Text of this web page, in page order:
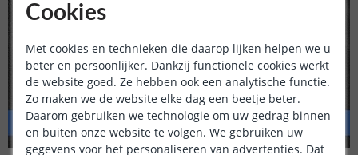
Cookies
Met cookies en technieken die daarop lijken helpen we u
beter en persoonlijker. Dankzij functionele cookies werkt
de website goed. Ze hebben ook een analytische functie.
Zo maken we de website elke dag een beetje beter.
Daarom gebruiken we technologie om uw gedrag binnen
en buiten onze website te volgen. We gebruiken uw
gegevens voor het personaliseren van advertenties. Dat